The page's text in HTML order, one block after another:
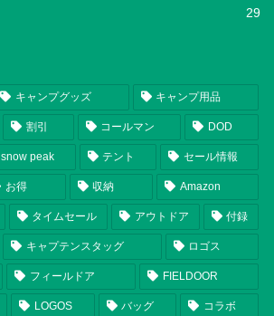
29
キャンプグッズ キャンプ用品
割引 コールマン DOD
snow peak テント セール情報
お得 収納 Amazon
タイムセール アウトドア 付録
キャプテンスタッグ ロゴス
フィールドア FIELDOOR
LOGOS バッグ コラボ